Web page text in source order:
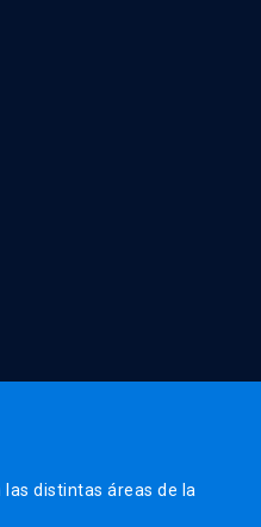
distintas áreas de la